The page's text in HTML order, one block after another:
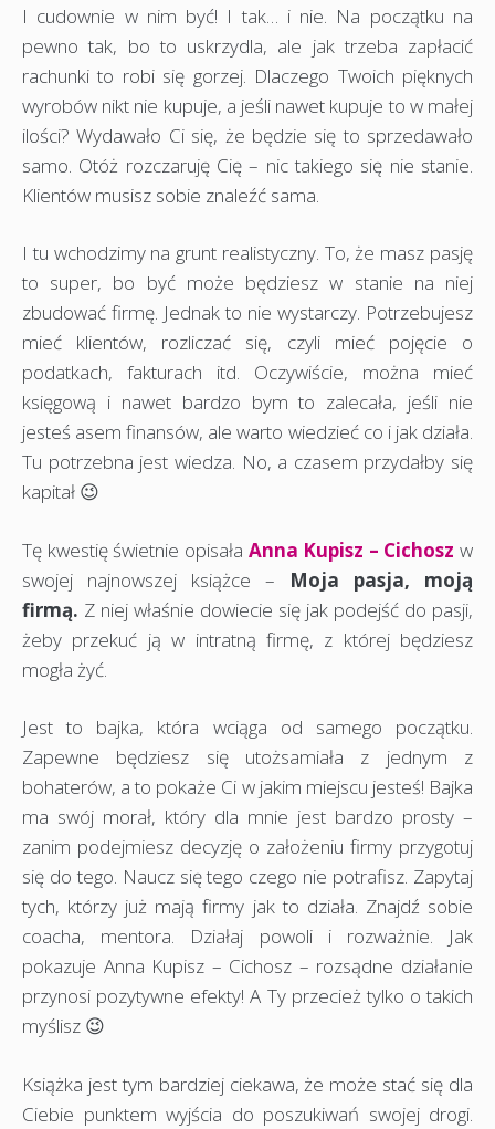
I cudownie w nim być! I tak… i nie. Na początku na
pewno tak, bo to uskrzydla, ale jak trzeba zapłacić
rachunki to robi się gorzej. Dlaczego Twoich pięknych
wyrobów nikt nie kupuje, a jeśli nawet kupuje to w małej
ilości? Wydawało Ci się, że będzie się to sprzedawało
samo. Otóż rozczaruję Cię – nic takiego się nie stanie.
Klientów musisz sobie znaleźć sama.
I tu wchodzimy na grunt realistyczny. To, że masz pasję
to super, bo być może będziesz w stanie na niej
zbudować firmę. Jednak to nie wystarczy. Potrzebujesz
mieć klientów, rozliczać się, czyli mieć pojęcie o
podatkach, fakturach itd. Oczywiście, można mieć
księgową i nawet bardzo bym to zalecała, jeśli nie
jesteś asem finansów, ale warto wiedzieć co i jak działa.
Tu potrzebna jest wiedza. No, a czasem przydałby się
kapitał 😉
Tę kwestię świetnie opisała Anna Kupisz – Cichosz w
swojej najnowszej książce – Moja pasja, moją
firmą. Z niej właśnie dowiecie się jak podejść do pasji,
żeby przekuć ją w intratną firmę, z której będziesz
mogła żyć.
Jest to bajka, która wciąga od samego początku.
Zapewne będziesz się utożsamiała z jednym z
bohaterów, a to pokaże Ci w jakim miejscu jesteś! Bajka
ma swój morał, który dla mnie jest bardzo prosty –
zanim podejmiesz decyzję o założeniu firmy przygotuj
się do tego. Naucz się tego czego nie potrafisz. Zapytaj
tych, którzy już mają firmy jak to działa. Znajdź sobie
coacha, mentora. Działaj powoli i rozważnie. Jak
pokazuje Anna Kupisz – Cichosz – rozsądne działanie
przynosi pozytywne efekty! A Ty przecież tylko o takich
myślisz 😉
Książka jest tym bardziej ciekawa, że może stać się dla
Ciebie punktem wyjścia do poszukiwań swojej drogi.